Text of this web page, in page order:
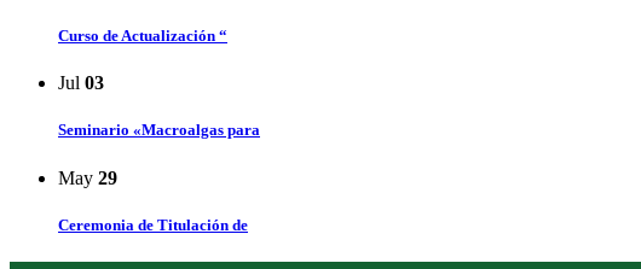
Curso de Actualización “
Jul 03
Seminario «Macroalgas para
May 29
Ceremonia de Titulación de